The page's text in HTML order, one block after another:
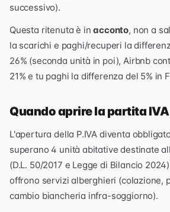
successivo).
Questa ritenuta è inacconto, non a
la scarichi e paghi/recuperi la
26% (seconda unità in poi), Airbnb
21% e tu paghi la differenza del 5% in
Quando aprire la partita IVA
L'apertura della P.IVA diventa
superano 4 unità abitative destinate
(D.L. 50/2017 e Legge di Bilancio 2024)
offrono servizi alberghieri (colazione,
cambio biancheria infra-soggiorno).